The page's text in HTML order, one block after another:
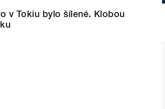
v Tokiu bylo šílené. Klobou